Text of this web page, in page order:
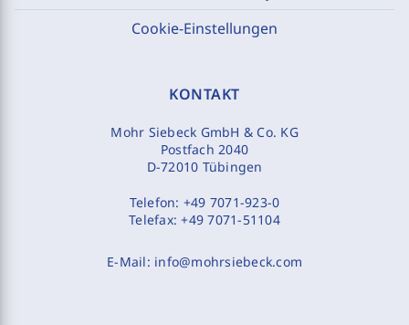
Cookie-Einstellungen
KONTAKT
Mohr Siebeck GmbH & Co. KG
Postfach 2040
D-72010 Tübingen
Telefon: +49 7071-923-0
Telefax:+49 7071-51104
E-Mail: info@mohrsiebeck.com